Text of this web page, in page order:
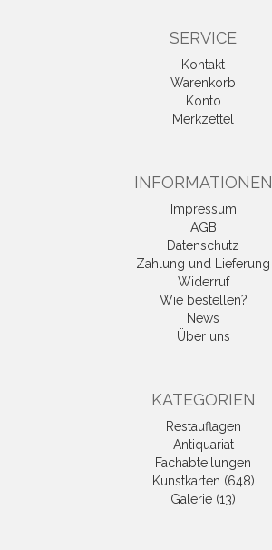
SERVICE
Kontakt
Warenkorb
Konto
Merkzettel
INFORMATIONEN
Impressum
AGB
Datenschutz
Zahlung und Lieferung
Widerruf
Wie bestellen?
News
Über uns
KATEGORIEN
Restauflagen
Antiquariat
Fachabteilungen
Kunstkarten (648)
Galerie (13)